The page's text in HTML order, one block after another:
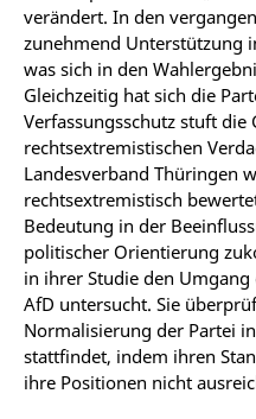
verändert. In den
zunehmend Unterstützung
was sich in den
Gleichzeitig hat sich die
Verfassungsschutz stuft die
rechtsextremistischen
Landesverband Thüringen
rechtsextremistisch
Bedeutung in der
politischer Orientierung
in ihrer Studie den
AfD untersucht. Sie
Normalisierung der Partei
stattfindet, indem ihren
ihre Positionen nicht